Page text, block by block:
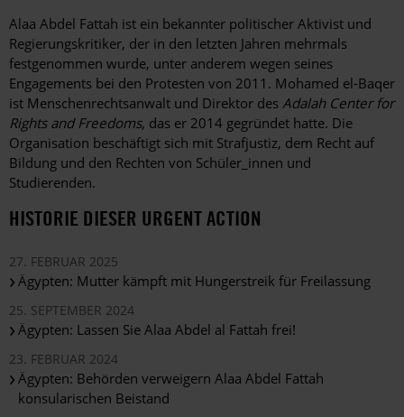
Alaa Abdel Fattah ist ein bekannter politischer Aktivist und
Regierungskritiker, der in den letzten Jahren mehrmals
festgenommen wurde, unter anderem wegen seines
Engagements bei den Protesten von 2011. Mohamed el-Baqer
ist Menschenrechtsanwalt und Direktor des Adalah Center for
Rights and Freedoms, das er 2014 gegründet hatte. Die
Organisation beschäftigt sich mit Strafjustiz, dem Recht auf
Bildung und den Rechten von Schüler_innen und
Studierenden.
HISTORIE DIESER URGENT ACTION
27. FEBRUAR 2025
Ägypten: Mutter kämpft mit Hungerstreik für Freilassung
25. SEPTEMBER 2024
Ägypten: Lassen Sie Alaa Abdel al Fattah frei!
23. FEBRUAR 2024
Ägypten: Behörden verweigern Alaa Abdel Fattah
konsularischen Beistand